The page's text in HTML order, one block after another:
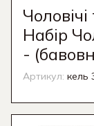
Набір
-
Артикул: кель